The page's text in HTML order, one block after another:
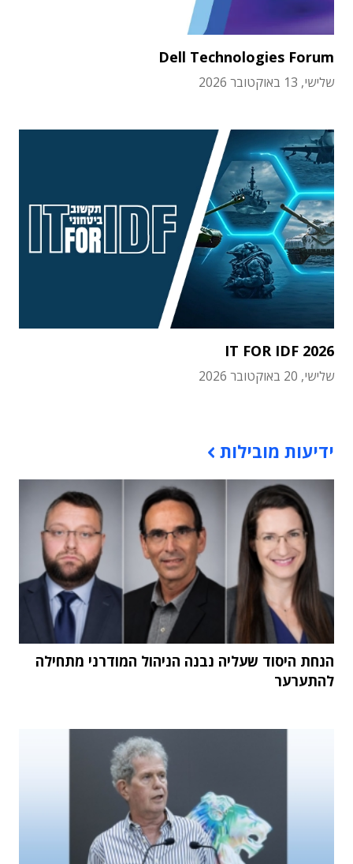
Dell Technologies Forum
שלישי, 13 באוקטובר 2026
IT FOR IDF 2026
שלישי, 20 באוקטובר 2026
ידיעות מובילות
הנחת היסוד שעליה נבנה הניהול המודרני מתחילה
להתערער